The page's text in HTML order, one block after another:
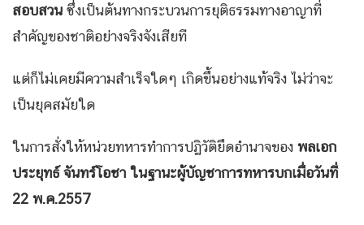
สอบสวน ซึ่งเป็นต้นทางกระบวนการยุติธรรมทางอาญาที่
สำคัญของชาติอย่างจริงจังเสียที
แต่ก็ไม่เคยมีความสำเร็จใดๆ เกิดขึ้นอย่างแท้จริง ไม่ว่าจะ
เป็นยุคสมัยใด
ในการสั่งให้หน่วยทหารทำการปฏิวัติยึดอำนาจของ พลเอก
ประยุทธ์ จันทร์โอชา ในฐานะผู้บัญชาการทหารบกเมื่อวันที่
22 พ.ค.2557